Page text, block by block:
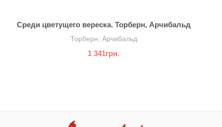
Среди цветущего вереска. Торберн, Арчибальд
Торберн, Арчибальд
1 341грн.